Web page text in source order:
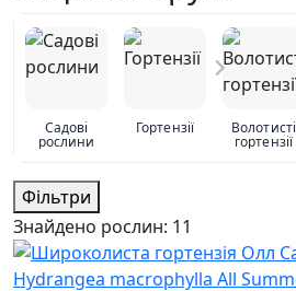
Садові
рослини
Гортензії Волотисті
гортензії
Фільтри
Знайдено рослин: 11